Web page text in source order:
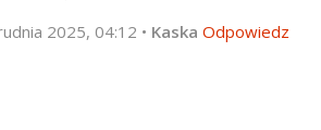
2025, 04:12 • Kaska Odpowiedz